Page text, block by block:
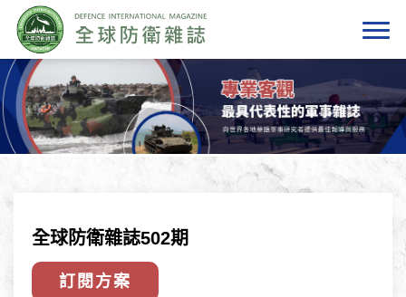
全球防衛雜誌502期
訂閱方案